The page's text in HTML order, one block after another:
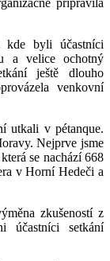
připravila
kde byli účastníci
a velice ochotný
ještě dlouho
venkovní
utkali v pétanque.
Nejprve jsme
se nachází 668
v Horní Hedeči a
zkušeností z
účastníci setkání